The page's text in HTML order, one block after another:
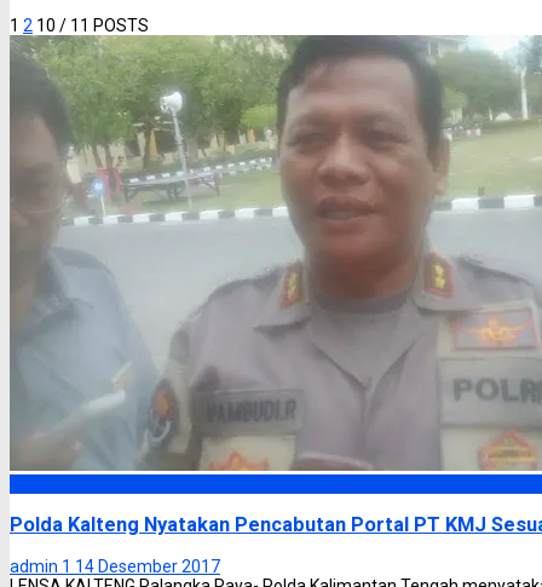
1 2 10 / 11 POSTS
Polda Kalteng Nyatakan Pencabutan Portal PT KMJ
admin 1 14 Desember 2017